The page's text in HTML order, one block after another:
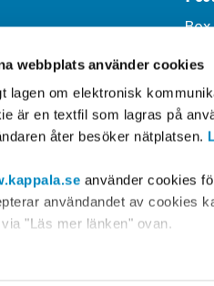
webbplats använder cookies
lagen om elektronisk
är en textfil som lagras på
åter besöker nätplatsen.
använder cookies
användandet av cookies
"Läs mer länken" ovan.